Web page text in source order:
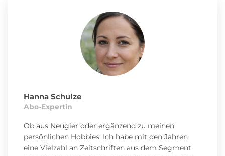
Hanna Schulze
Abo-Expertin
Ob aus Neugier oder ergänzend zu meinen
persönlichen Hobbies: Ich habe mit den Jahren
eine Vielzahl an Zeitschriften aus dem Segment